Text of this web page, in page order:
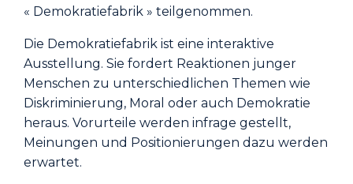
« Demokratiefabrik » teilgenommen.
Die Demokratiefabrik ist eine interaktive
Ausstellung. Sie fordert Reaktionen junger
Menschen zu unterschiedlichen Themen wie
Diskriminierung, Moral oder auch Demokratie
heraus. Vorurteile werden infrage gestellt,
Meinungen und Positionierungen dazu werden
erwartet.